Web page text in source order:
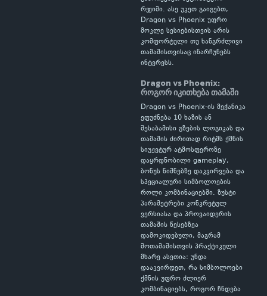
რეჟიმი. ასე უკეთ გაიგებთ,
Dragon vs Phoenix უფრო
მოკლე სესიებისთვის არის
კომფორტული თუ ხანგრძლივი
თამაშისთვისაც ინარჩუნებს
ინტერესს.
Dragon vs Phoenix:
როგორ იკითხება თამაში
Dragon vs Phoenix-ის მექანიკა
ეფუძნება 10 ხაზის ან
შესაბამისი გზების ლოგიკას და
თამაშის ძირითად რიტმს ქმნის
სიუჟეტურ ატმოსფეროზე
დაყრდნობილი gameplay,
ბონუს ნიშნებზე დაკვირვება და
სპეციალური სიმბოლოების
როლი კომბინაციებში. ზუსტი
პარამეტრები კონკრეტულ
ვერსიასა და პროვაიდერის
თამაშის წესებზეა
დამოკიდებული, მაგრამ
მოთამაშისთვის პრაქტიკული
მხარე ასეთია: უნდა
დააკვირდეთ, რა სიმბოლოები
ქმნის უფრო ძლიერ
კომბინაციებს, როგორ ჩნდება